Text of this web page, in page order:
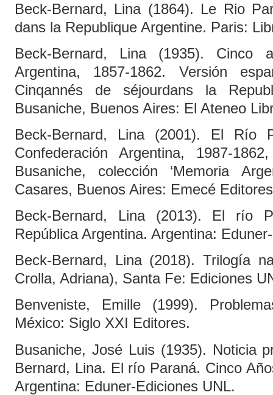
Beck-Bernard, Lina (1864). Le Rio
dans la Republique Argentine. Paris:
Beck-Bernard, Lina (1935). Cinco
Argentina, 1857-1862. Versión
Cinqannés de séjourdans la
Busaniche, Buenos Aires: El Ateneo
Beck-Bernard, Lina (2001). El Río
Confederación Argentina, 1987-
Busaniche, colección ‘Memoria
Casares, Buenos Aires: Emecé
Beck-Bernard, Lina (2013). El río
República Argentina. Argentina:
Beck-Bernard, Lina (2018). Trilogía
Crolla, Adriana), Santa Fe: Ediciones
Benveniste, Emille (1999).
México: Siglo XXI Editores.
Busaniche, José Luis (1935). Noticia
Bernard, Lina. El río Paraná. Cinco
Argentina: Eduner-Ediciones UNL.